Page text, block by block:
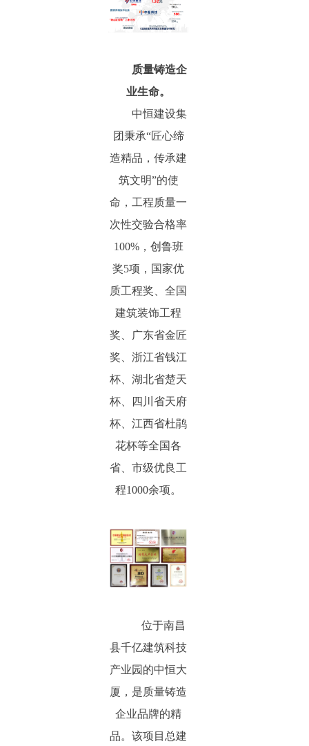
质量铸造企
业生命。
中恒建设集
团秉承“匠心缔
造精品，传承建
筑文明”的使
命，工程质量一
次性交验合格率
100%，创鲁班
奖5项，国家优
质工程奖、全国
建筑装饰工程
奖、广东省金匠
奖、浙江省钱江
杯、湖北省楚天
杯、四川省天府
杯、江西省杜鹃
花杯等全国各
省、市级优良工
程1000余项。
位于南昌
县千亿建筑科技
产业园的中恒大
厦，是质量铸造
企业品牌的精
品。该项目总建